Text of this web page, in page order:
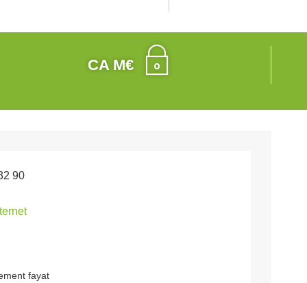
CA M€
90
fayat